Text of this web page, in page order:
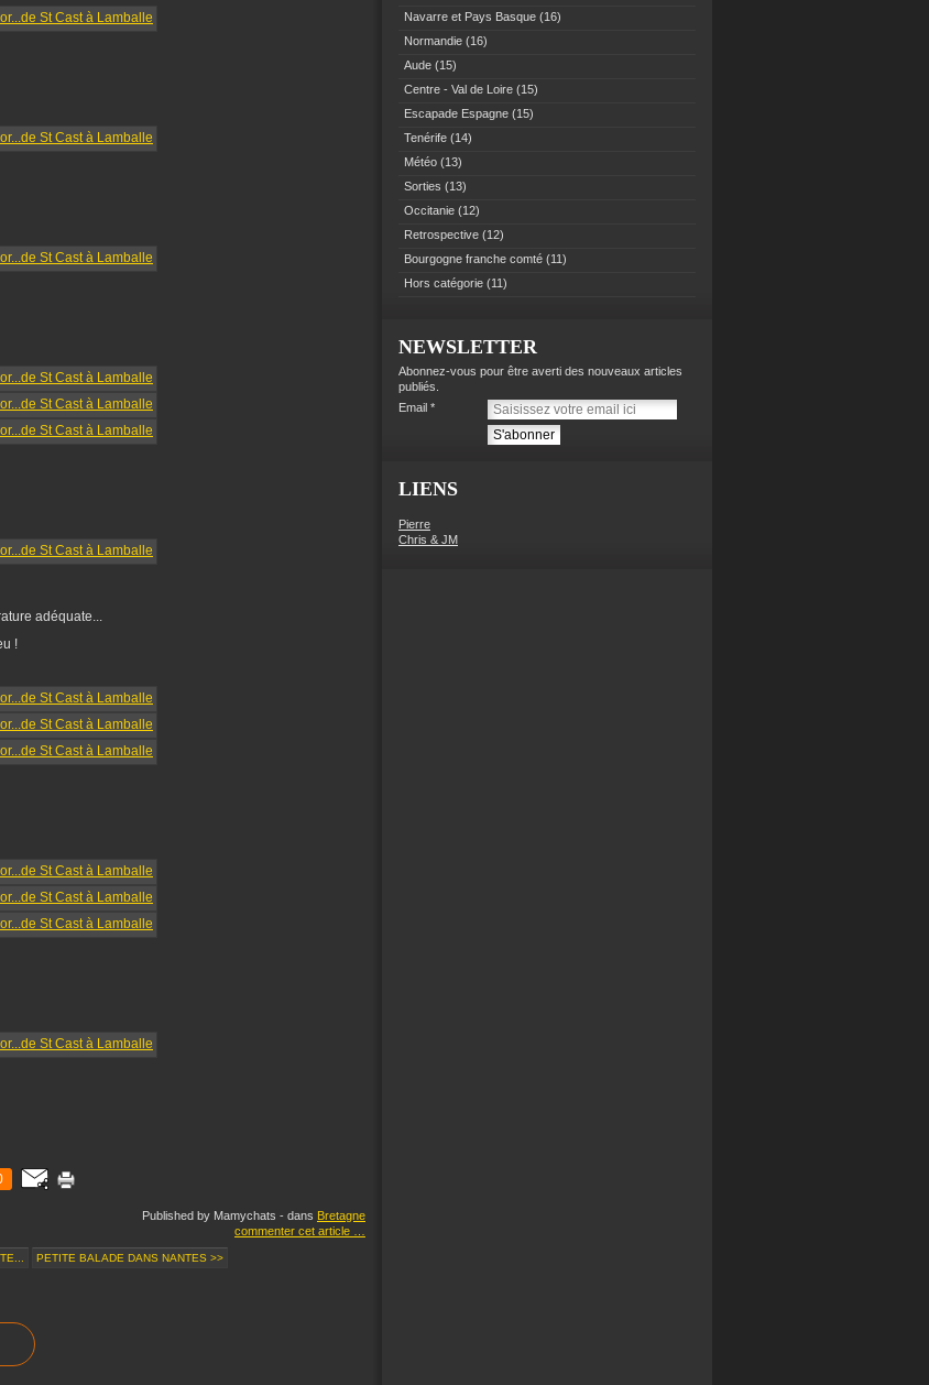
adéquate...
!
Published by Mamychats - dans Bretagne
commenter cet article
PETITE BALADE DANS NANTES >>
Navarre et Pays Basque (16)
Normandie (16)
Aude (15)
Centre - Val de Loire (15)
Escapade Espagne (15)
Tenérife (14)
Météo (13)
Sorties (13)
Occitanie (12)
Retrospective (12)
Bourgogne franche comté (11)
Hors catégorie (11)
NEWSLETTER
Abonnez-vous pour être averti des nouveaux articles
publiés.
Email
LIENS
Pierre
Chris & JM